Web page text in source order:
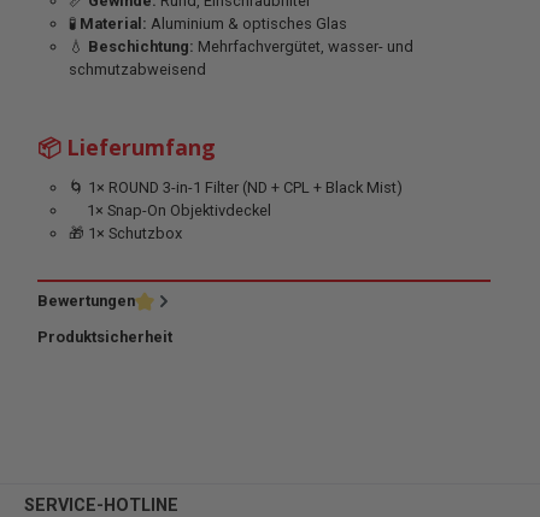
🧪 Material: Aluminium & optisches Glas
💧 Beschichtung: Mehrfachvergütet, wasser- und
schmutzabweisend
📦 Lieferumfang
🌀 1× ROUND 3-in-1 Filter (ND + CPL + Black Mist)
1× Snap-On Objektivdeckel
🎁 1× Schutzbox
Bewertungen
Produktsicherheit
SERVICE-HOTLINE